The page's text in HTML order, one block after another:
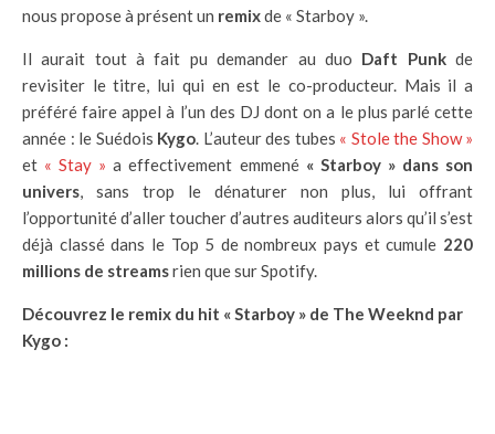
nous propose à présent un remixde « Starboy ».
Il aurait tout à fait pu demander au duo Daft Punkde
revisiter le titre, lui qui en est le co-producteur. Mais il a
préféré faire appel à l’un des DJ dont on a le plus parlé cette
année : le Suédois Kygo. L’auteur des tubes « Stole the Show »
et « Stay » a effectivement emmené « Starboy » dans son
univers, sans trop le dénaturer non plus, lui offrant
l’opportunité d’aller toucher d’autres auditeurs alors qu’il s’est
déjà classé dans le Top 5 de nombreux pays et cumule 220
millions de streamsrien que sur Spotify.
Découvrez le remix du hit « Starboy » de The Weeknd par
Kygo :